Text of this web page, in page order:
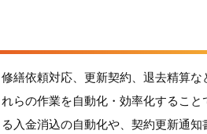
繕依頼対応、更新契約、退去精算
らの作業を自動化・効率化すること
入金消込の自動化や、契約更新通知